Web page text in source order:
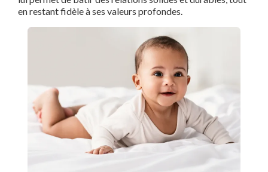
en restant fidèle à ses valeurs profondes.